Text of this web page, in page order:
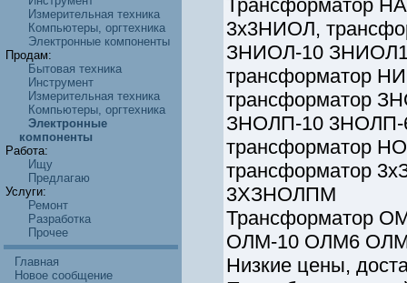
Измерительная техника
Компьютеры, оргтехника
Электронные компоненты
Продам:
Бытовая техника
Инструмент
Измерительная техника
Компьютеры, оргтехника
Электронные
компоненты
Работа:
Ищу
Предлагаю
Услуги:
Ремонт
Разработка
Прочее
Главная
Новое сообщение
Трансформатор
3х3НИОЛ,
ЗНИОЛ-10
трансформатор
трансформатор
ЗНОЛП-10
трансформатор
трансформатор
3ХЗНОЛПМ
Трансформатор
ОЛМ-10 ОЛМ6
Низкие цены,